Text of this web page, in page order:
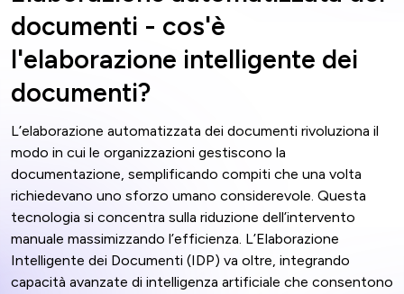
documenti - cos'è
l'elaborazione intelligente dei
documenti?
L’elaborazione automatizzata dei documenti rivoluziona il
modo in cui le organizzazioni gestiscono la
documentazione, semplificando compiti che una volta
richiedevano uno sforzo umano considerevole. Questa
tecnologia si concentra sulla riduzione dell’intervento
manuale massimizzando l’efficienza. L’Elaborazione
Intelligente dei Documenti (IDP) va oltre, integrando
capacità avanzate di intelligenza artificiale che consentono